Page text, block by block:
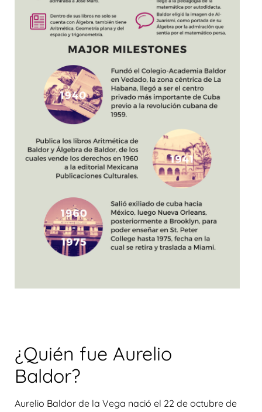
¿Quién fue Aurelio
Baldor?
Aurelio Baldor de la Vega nació el 22 de octubre de